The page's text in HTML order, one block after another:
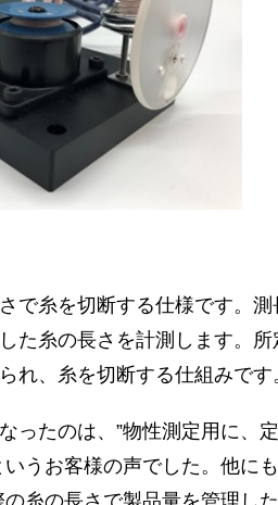
で糸を切断する仕様です。
た糸の長さを計測します。
れ、糸を切断する仕組みです
ったのは、”物性測定用に、
いうお客様の声でした。他に
の糸の長さで製品量を管理し